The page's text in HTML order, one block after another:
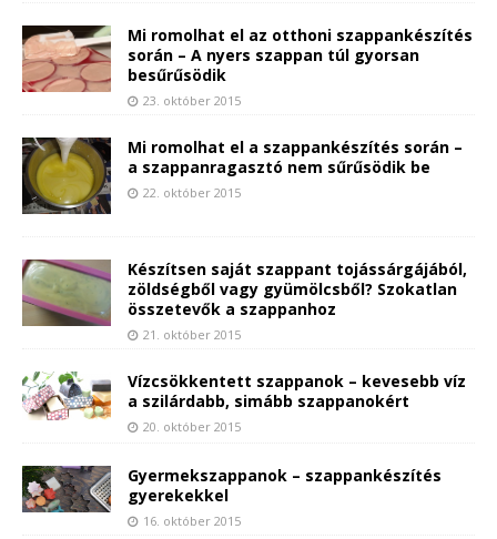
Mi romolhat el az otthoni szappankészítés
során – A nyers szappan túl gyorsan
besűrűsödik
23. október 2015
Mi romolhat el a szappankészítés során –
a szappanragasztó nem sűrűsödik be
22. október 2015
Készítsen saját szappant tojássárgájából,
zöldségből vagy gyümölcsből? Szokatlan
összetevők a szappanhoz
21. október 2015
Vízcsökkentett szappanok – kevesebb víz
a szilárdabb, simább szappanokért
20. október 2015
Gyermekszappanok – szappankészítés
gyerekekkel
16. október 2015